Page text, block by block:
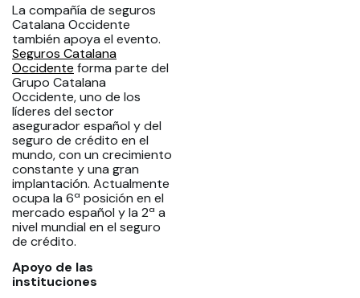
La compañía de seguros
Catalana Occidente
también apoya el evento.
Seguros Catalana
Occidente forma parte del
Grupo Catalana
Occidente, uno de los
líderes del sector
asegurador español y del
seguro de crédito en el
mundo, con un crecimiento
constante y una gran
implantación. Actualmente
ocupa la 6ª posición en el
mercado español y la 2ª a
nivel mundial en el seguro
de crédito.
Apoyo de las
instituciones